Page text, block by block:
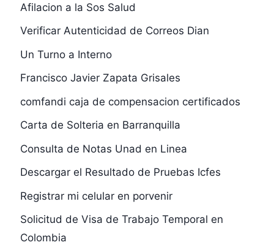
Afilacion a la Sos Salud
Verificar Autenticidad de Correos Dian
Un Turno a Interno
Francisco Javier Zapata Grisales
comfandi caja de compensacion certificados
Carta de Solteria en Barranquilla
Consulta de Notas Unad en Linea
Descargar el Resultado de Pruebas Icfes
Registrar mi celular en porvenir
Solicitud de Visa de Trabajo Temporal en
Colombia